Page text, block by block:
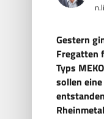
Gestern
Fregatten
Typs
sollen